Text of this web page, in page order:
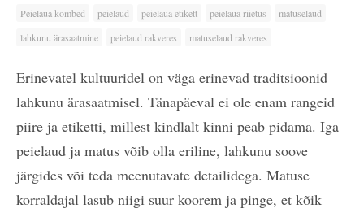
Peielaua kombed peielaud peielaua etikett peielaua riietus
matuselaud
lahkunu ärasaatmine
peielaud rakveres matuselaud rakveres
Erinevatel kultuuridel on väga erinevad traditsioonid
lahkunu ärasaatmisel. Tänapäeval ei ole enam rangeid
piire ja etiketti, millest kindlalt kinni peab pidama. Iga
peielaud ja matus võib olla eriline, lahkunu soove
järgides või teda meenutavate detailidega. Matuse
korraldajal lasub niigi suur koorem ja pinge, et kõik